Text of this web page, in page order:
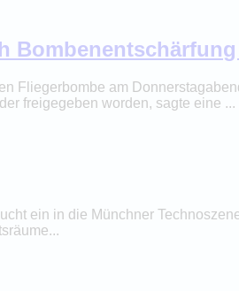
Fliegerbombe am
freigegeben worden, sagte eine ...
ein in die Münchner